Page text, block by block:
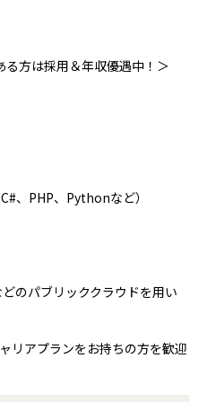
方は採用＆年収優遇中！＞
、PHP、Pythonなど）
のパブリッククラウドを用い
リアプランをお持ちの方を歓迎